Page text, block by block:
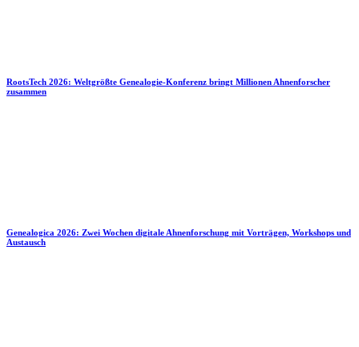
RootsTech 2026: Weltgrößte Genealogie-Konferenz bringt Millionen Ahnenforscher
zusammen
Genealogica 2026: Zwei Wochen digitale Ahnenforschung mit Vorträgen, Workshops und
Austausch